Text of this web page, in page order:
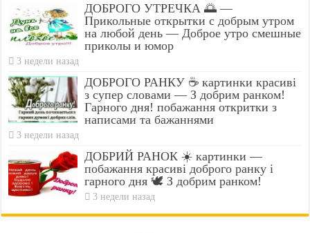
ДОБРОГО УТРЕЧКА 🌅 —
Прикольные открытки с добрым утром
на любой день — Доброе утро смешные
приколы и юмор
3 недели назад
ДОБРОГО РАНКУ ☕ картинки красиві
з супер словами — З добрим ранком!
Гарного дня! побажання откритки з
написами та бажаннями
3 недели назад
ДОБРИЙ РАНОК ☀️ картинки —
побажання красиві доброго ранку і
гарного дня 🕊️ З добрим ранком!
3 недели назад